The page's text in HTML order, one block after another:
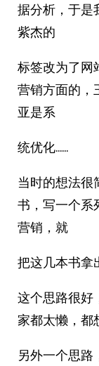
据分析，于是
紫杰的
标签改为了网
营销方面的，
亚是系
统优化……
当时的想法很
书，写一个系
营销，就
把这几本书拿
这个思路很好
家都太懒，都
另外一个思路